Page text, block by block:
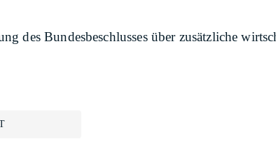
des Bundesbeschlusses über zusätzliche